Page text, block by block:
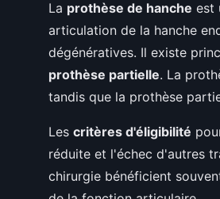
La prothèse de hanche est
articulation de la hanche
dégénératives. Il existe
prothèse partielle. La
tandis que la prothèse
Les critères d'éligibilité
réduite et l'échec d'autres
chirurgie bénéficient